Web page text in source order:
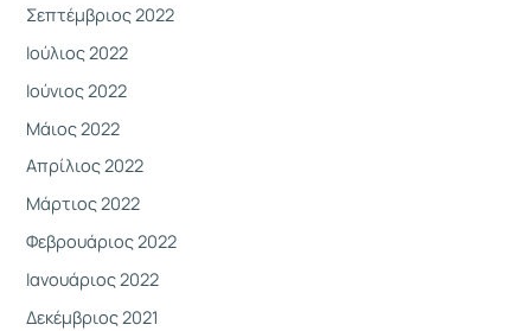
Σεπτέμβριος 2022
Ιούλιος 2022
Ιούνιος 2022
Μάιος 2022
Απρίλιος 2022
Μάρτιος 2022
Φεβρουάριος 2022
Ιανουάριος 2022
Δεκέμβριος 2021